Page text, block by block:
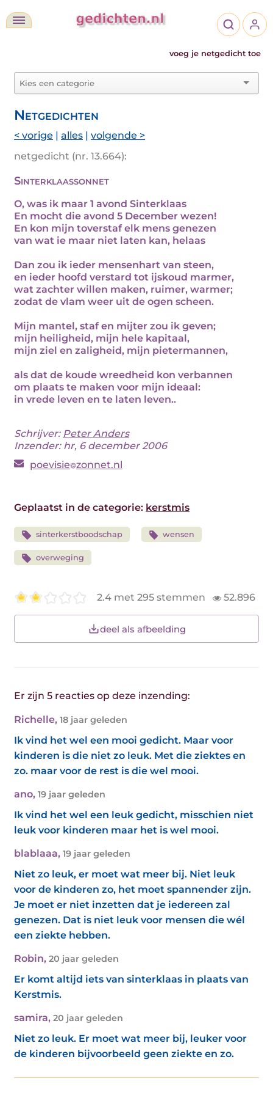
voeg je netgedicht toe
Netgedichten
< vorige | alles | volgende >
netgedicht (nr. 13.664):
Sinterklaassonnet
O, was ik maar 1 avond Sinterklaas
En mocht die avond 5 December wezen!
En kon mijn toverstaf elk mens genezen
van wat ie maar niet laten kan, helaas
Dan zou ik ieder mensenhart van steen,
en ieder hoofd verstard tot ijskoud marmer,
wat zachter willen maken, ruimer, warmer;
zodat de vlam weer uit de ogen scheen.
Mijn mantel, staf en mijter zou ik geven;
mijn heiligheid, mijn hele kapitaal,
mijn ziel en zaligheid, mijn pietermannen,
als dat de koude wreedheid kon verbannen
om plaats te maken voor mijn ideaal:
in vrede leven en te laten leven..
Schrijver: Peter Anders
Inzender: hr, 6 december 2006
poevisie zonnet.nl
Geplaatst in de categorie: kerstmis
sinterkerstboodschap wensen
overweging
2.4 met 295 stemmen 52.896
deel als afbeelding
Er zijn 5 reacties op deze inzending:
Richelle, 18 jaar geleden
Ik vind het wel een mooi gedicht. Maar voor
kinderen is die niet zo leuk. Met die ziektes en
zo. maar voor de rest is die wel mooi.
ano, 19 jaar geleden
Ik vind het wel een leuk gedicht, misschien niet
leuk voor kinderen maar het is wel mooi.
blablaaa, 19 jaar geleden
Niet zo leuk, er moet wat meer bij. Niet leuk
voor de kinderen zo, het moet spannender zijn.
Je moet er niet inzetten dat je iedereen zal
genezen. Dat is niet leuk voor mensen die wél
een ziekte hebben.
Robin, 20 jaar geleden
Er komt altijd iets van sinterklaas in plaats van
Kerstmis.
samira, 20 jaar geleden
Niet zo leuk. Er moet wat meer bij, leuker voor
de kinderen bijvoorbeeld geen ziekte en zo.